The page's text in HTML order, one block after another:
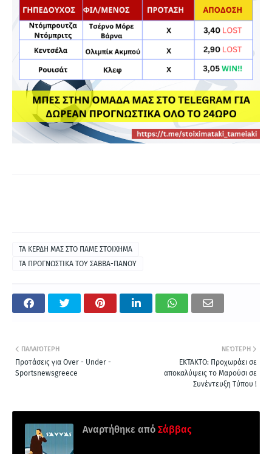
ΤΑ ΚΕΡΔΗ ΜΑΣ ΣΤΟ ΠΑΜΕ ΣΤΟΙΧΗΜΑ
ΤΑ ΠΡΟΓΝΩΣΤΙΚΑ ΤΟΥ ΣΑΒΒΑ-ΠΑΝΟΥ
ΝΕΌΤΕΡΗ
ΕΚΤΑΚΤΟ: Προχωράει σε
αποκαλύψεις το Μαρούσι σε
Συνέντευξη Τύπου !
ΠΑΛΑΙΌΤΕΡΗ
Προτάσεις για Over - Under -
Sportsnewsgreece
Αναρτήθηκε από Σάββας